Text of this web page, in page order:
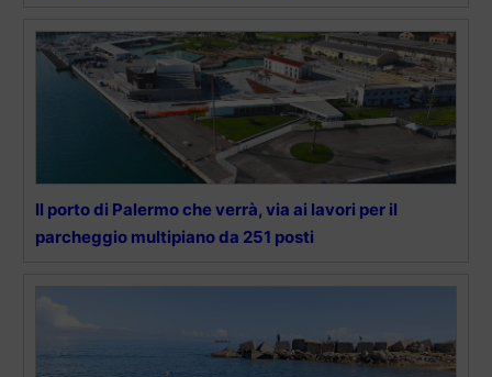
Il porto di Palermo che verrà, via ai lavori per il
parcheggio multipiano da 251 posti